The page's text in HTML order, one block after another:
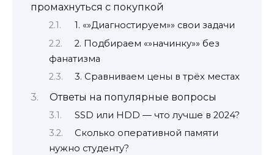
промахнуться с покупкой
1. «»Диагностируем»» свои задачи
2. Подбираем «»начинку»» без
фанатизма
3. Сравниваем цены в трёх местах
Ответы на популярные вопросы
SSD или HDD — что лучше в 2024?
Сколько оперативной памяти
нужно студенту?